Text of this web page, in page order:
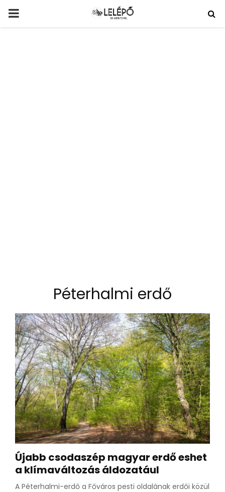
PRIMARY
Péterhalmi erdő
Újabb csodaszép magyar erdő eshet
a klímaváltozás áldozatául
A Péterhalmi-erdő a Főváros pesti oldalának erdői közül